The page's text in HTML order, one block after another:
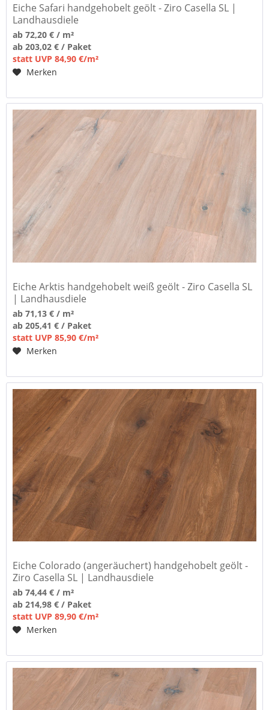
Eiche Safari handgehobelt geölt - Ziro Casella SL |
Landhausdiele
ab 72,20 € / m²
ab 203,02 € / Paket
statt UVP 84,90 €/m²
Merken
Eiche Arktis handgehobelt weiß geölt - Ziro Casella SL
| Landhausdiele
ab 71,13 € / m²
ab 205,41 € / Paket
statt UVP 85,90 €/m²
Merken
Eiche Colorado (angeräuchert) handgehobelt geölt -
Ziro Casella SL | Landhausdiele
ab 74,44 € / m²
ab 214,98 € / Paket
statt UVP 89,90 €/m²
Merken